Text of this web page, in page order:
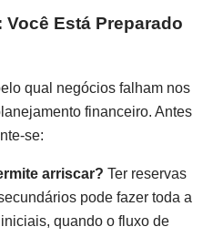
Está Preparado
qual negócios falham nos
financeiro. Antes
se:
arriscar? Ter reservas
pode fazer toda a
quando o fluxo de